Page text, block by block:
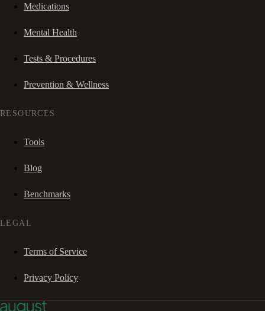
Medications
Mental Health
Tests & Procedures
Prevention & Wellness
RESOURCES
Tools
Blog
Benchmarks
LEGAL
Terms of Service
Privacy Policy